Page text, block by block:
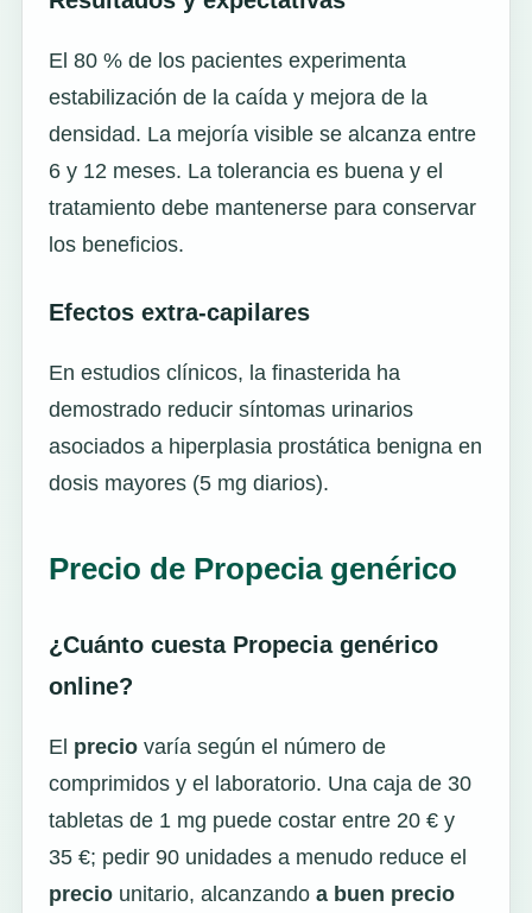
El 80 % de los pacientes experimenta
estabilización de la caída y mejora de la
densidad. La mejoría visible se alcanza entre
6 y 12 meses. La tolerancia es buena y el
tratamiento debe mantenerse para conservar
los beneficios.
Efectos extra-capilares
En estudios clínicos, la finasterida ha
demostrado reducir síntomas urinarios
asociados a hiperplasia prostática benigna en
dosis mayores (5 mg diarios).
Precio de Propecia genérico
¿Cuánto cuesta Propecia genérico
online?
El preciovaría según el número de
comprimidos y el laboratorio. Una caja de 30
tabletas de 1 mg puede costar entre 20 € y
35 €; pedir 90 unidades a menudo reduce el
preciounitario, alcanzando a buen precio